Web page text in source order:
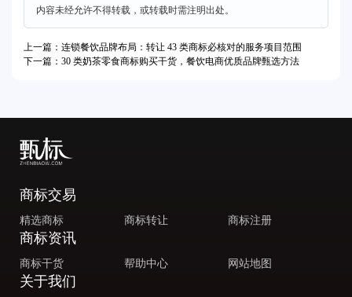
内容未经允许不得转载，或转载时需注明出处。
上一篇：连锁餐饮品牌布局：转让 43 类商标必核对的服务项目范围
下一篇：30 类奶茶零食商标购买干货，餐饮电商优质品牌甄选方法
商标交易
精选商标 商标转让 商标注册
商标资讯
商标干货 帮助中心 网站地图
关于我们